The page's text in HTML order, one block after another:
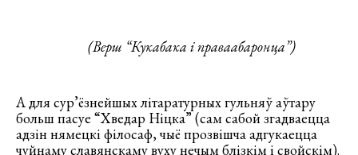
(Верш “Кукабака і праваабаронца”)
А для сур’ёзнейшых літаратурных гульняў аўтару
больш пасуе “Хведар Ніцка” (сам сабой згадваецца
адзін нямецкі філосаф, чыё прозвішча адгукаецца
чуйнаму славянскаму вуху нечым блізкім і свойскім).